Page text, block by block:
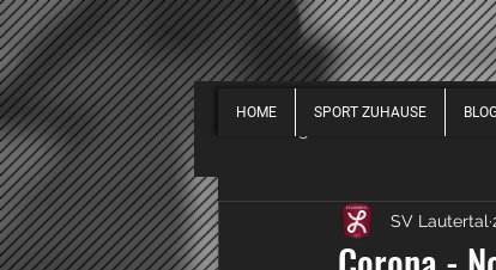
HOME SPORT ZUHAUSE
SPORT ALLGEMEINSV Lautertal